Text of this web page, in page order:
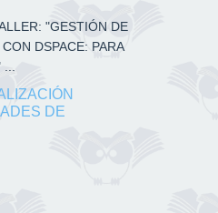
"GESTIÓN DE
DSPACE: PARA
...
DE